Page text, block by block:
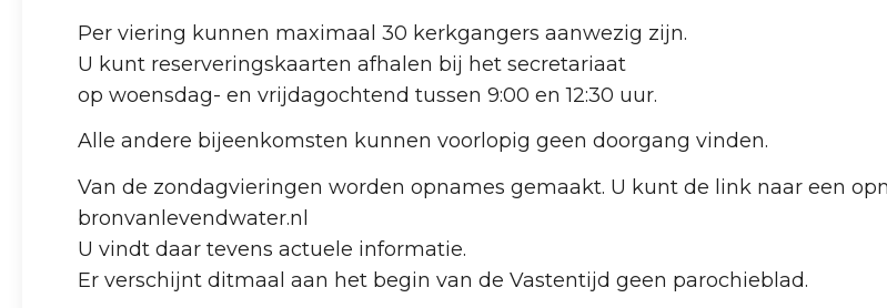
Per viering kunnen maximaal 30 kerkgangers aanwezig zijn.
U kunt reserveringskaarten afhalen bij het secretariaat
op woensdag- en vrijdagochtend tussen 9:00 en 12:30 uur.
Alle andere bijeenkomsten kunnen voorlopig geen doorgang vinden.
Van de zondagvieringen worden opnames gemaakt. U kunt de link naar een
bronvanlevendwater.nl
U vindt daar tevens actuele informatie.
Er verschijnt ditmaal aan het begin van de Vastentijd geen parochieblad.